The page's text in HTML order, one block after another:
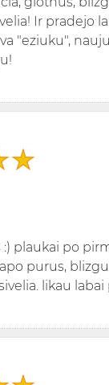
Ir pradejo
"eziuku",
:) plaukai po
purus,
likau